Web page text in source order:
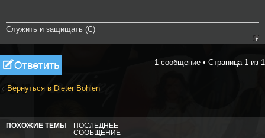
Служить и защищать (С)
Ответить 1 сообщение • Страница 1 из 1
Вернуться в Dieter Bohlen
ПОХОЖИЕ ТЕМЫ
ПОСЛЕДНЕЕ
СООБЩЕНИЕ